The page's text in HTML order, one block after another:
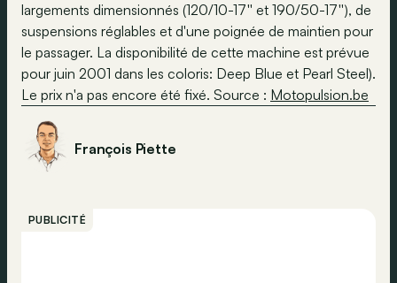
largements dimensionnés (120/10-17'' et 190/50-17''), de
suspensions réglables et d'une poignée de maintien pour
le passager. La disponibilité de cette machine est prévue
pour juin 2001 dans les coloris: Deep Blue et Pearl Steel).
Le prix n'a pas encore été fixé. Source : Motopulsion.be
François Piette
PUBLICITÉ